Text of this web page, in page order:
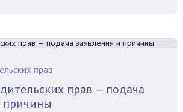
прав
прав — подача
причины